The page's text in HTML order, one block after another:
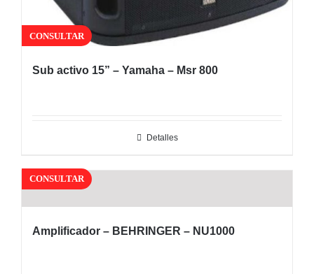
CONSULTAR
Sub activo 15” – Yamaha – Msr 800
Detalles
CONSULTAR
Amplificador – BEHRINGER – NU1000